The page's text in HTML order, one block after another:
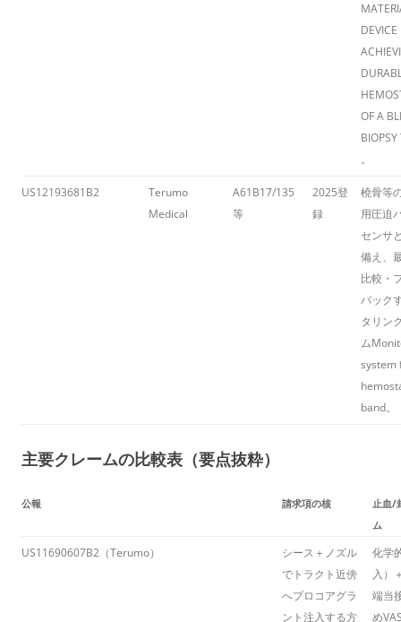
DEVICE
OF A
。
US12193681B2
Terumo
Medical
A61B17/135
等
2025登
録
橈骨等
用圧迫
センサ
備え、
比較・
バック
タリン
ム
system
band​。
主要クレームの比較表（要点抜粋）
公報 請求項の核
止血/
ム
US11690607B2（Terumo）
シース＋ノズル
でトラクト近傍
へプロコアグラ
ント注入する方
化学
入）
端当
め